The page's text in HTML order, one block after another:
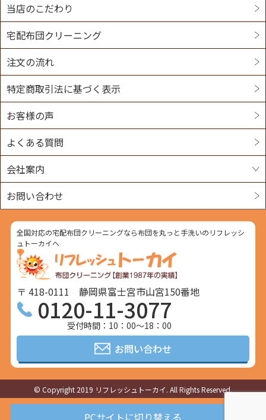
当店のこだわり
宅配布団クリーニング
注文の流れ
特定商取引法に基づく表示
お客様の声
よくある質問
会社案内
お問い合わせ
全国対応の宅配布団クリーニングなら布団を丸っと手洗いのリフレッシ
ュトーカイへ
〒 418-0111 静岡県富士宮市山宮150番地
0120-11-3077
受付時間：10：00～18：00
お問い合わせ
© Copyright 2019 リフレッシュトーカイ. All Rights Reserved.
PCサイトに切り替える